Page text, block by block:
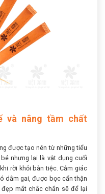
và nâng tầm chất
được tạo nên từ những tiểu
nhưng lại là vật dụng cuối
rời khỏi bàn tiệc. Cảm giác
dằm gai, được bọc cẩn thận
mắt chắc chắn sẽ để lại